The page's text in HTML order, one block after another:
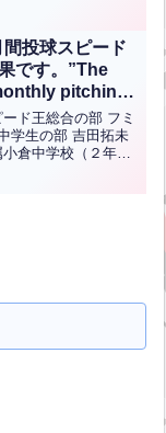
...全文はクリック
投球スピード
です。”The
pitching
November
【ENG
ド王総合の部 フミ
学生の部 吉田拓未
倉中学校（２年）